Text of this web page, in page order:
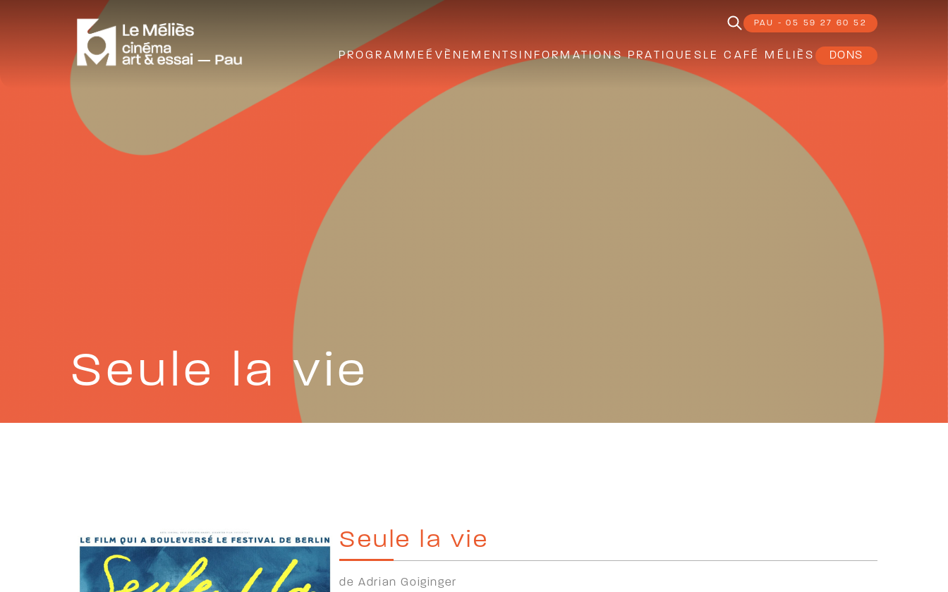
PAU - 05 59 27 60 52
PROGRAMME ÉVÈNEMENTS INFORMATIONS PRATIQUES LE CAFÉ MÉLIÈS DONS
Seule la vie
Seule la vie
de Adrian Goiginger